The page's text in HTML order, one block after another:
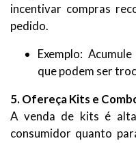
incentivar compras
pedido.
Exemplo:
que podem ser
5. Ofereça Kits e
A venda de kits é
consumidor quanto